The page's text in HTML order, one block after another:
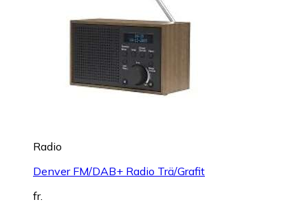
Radio
Denver FM/DAB+ Radio Trä/Grafit
fr.